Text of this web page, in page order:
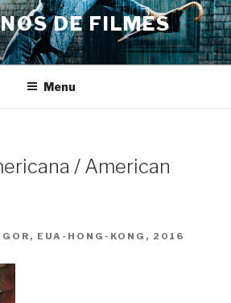
DE FILMES
Menu
/ American
EUA-HONG-KONG, 2016